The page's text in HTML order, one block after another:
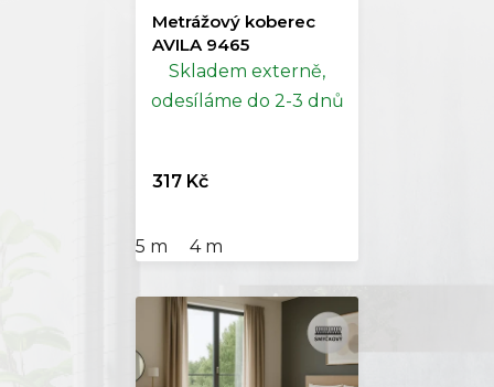
Metrážový koberec
AVILA 9465
Skladem externě,
odesíláme do 2-3 dnů
317 Kč
5 m 4 m